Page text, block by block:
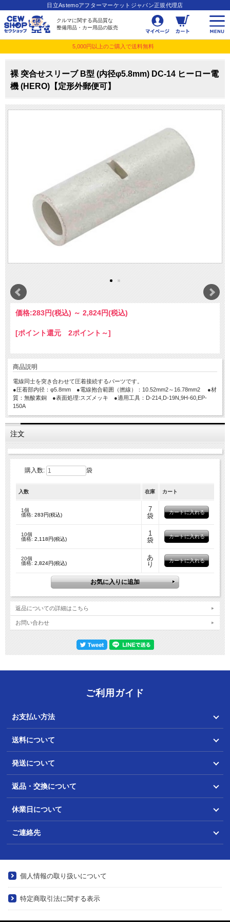
日立Astemoアフターマーケットジャパン正規代理店
クルマに関する高品質な
整備用品・カー用品の販売
5,000円以上のご購入で送料無料
裸 突合せスリーブ B型 (内径φ5.8mm) DC-14 ヒーロー電
機 (HERO)【定形外郵便可】
価格:283円(税込) ～ 2,824円(税込)
[ポイント還元 2ポイント～]
商品説明
電線同士を突き合わせて圧着接続するパーツです。
●圧着部内径：φ5.8mm ●電線抱合範囲（撚線）：10.52mm2～16.78mm2 ●材
質：無酸素銅 ●表面処理:スズメッキ ●適用工具：D-214,D-19N,9H-60,EP-
150A
注文
購入数: 袋
入数 在庫 カート
1個
価格: 283円(税込)
7
袋
10個
価格: 2,118円(税込)
1
袋
20個
価格: 2,824円(税込)
あ
り
返品についての詳細はこちら
お問い合わせ
ご利用ガイド
お支払い方法
送料について
発送について
返品・交換について
休業日について
ご連絡先
個人情報の取り扱いについて
特定商取引法に関する表示